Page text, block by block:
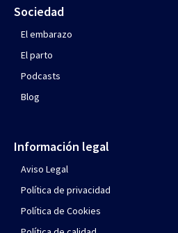
Sociedad
El embarazo
El parto
Podcasts
Blog
Información legal
Aviso Legal
Política de privacidad
Política de Cookies